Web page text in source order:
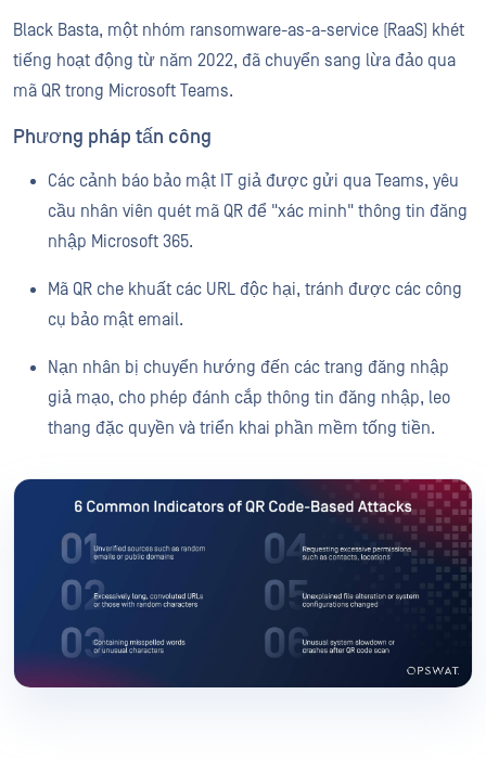
Black Basta, một nhóm ransomware-as-a-service (RaaS) khét
tiếng hoạt động từ năm 2022, đã chuyển sang lừa đảo qua
mã QR trong Microsoft Teams.
Phương pháp tấn công
Các cảnh báo bảo mật IT giả được gửi qua Teams, yêu
cầu nhân viên quét mã QR để "xác minh" thông tin đăng
nhập Microsoft 365.
Mã QR che khuất các URL độc hại, tránh được các công
cụ bảo mật email.
Nạn nhân bị chuyển hướng đến các trang đăng nhập
giả mạo, cho phép đánh cắp thông tin đăng nhập, leo
thang đặc quyền và triển khai phần mềm tống tiền.